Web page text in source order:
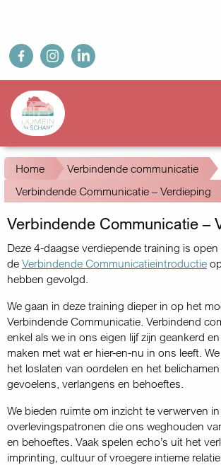
Overslaan
en
naar
inhoud
gaan
fb ig in
Main
navigation
Kruimelpad
Home
Verbindende communicatie
Verbindende Communicatie – Verdieping
Verbindende Communicatie –
Deze 4-daagse verdiepende training is
de Verbindende Communicatieintroductie
hebben gevolgd.
We gaan in deze training dieper in op het
Verbindende Communicatie. Verbindend
enkel als we in ons eigen lijf zijn geankerd
maken met wat er hier-en-nu in ons leeft.
het loslaten van oordelen en het
gevoelens, verlangens en behoeftes.
We bieden ruimte om inzicht te verwerven
overlevingspatronen die ons weghouden
en behoeftes. Vaak spelen echo’s uit het
imprinting, cultuur of vroegere intieme